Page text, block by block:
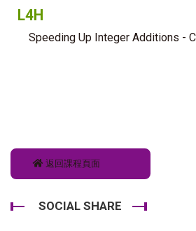
L4H
Speeding Up Integer Additions -
返回課程頁面
SOCIAL SHARE